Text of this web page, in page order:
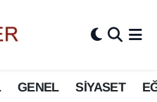
GENEL SİYASET